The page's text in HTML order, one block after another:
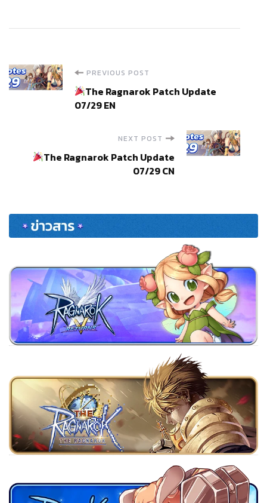
Post
Navigation
PREVIOUS POST
The Ragnarok Patch Update
07/29 EN
NEXT POST
The Ragnarok Patch Update
07/29 CN